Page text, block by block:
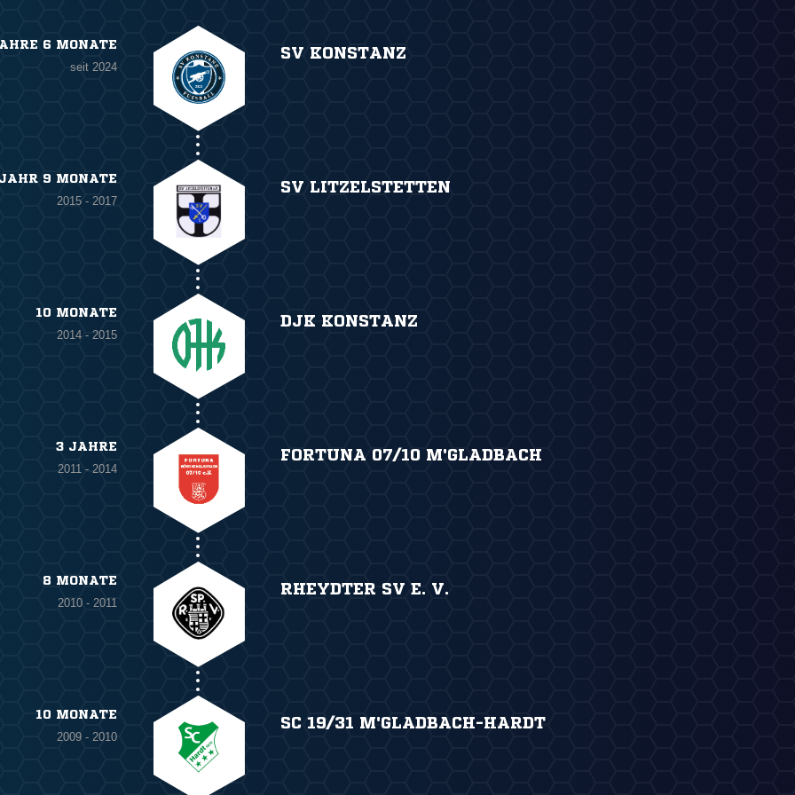
6 MONATE
seit 2024
SV KONSTANZ
9 MONATE
2015 - 2017
SV LITZELSTETTEN
10 MONATE
2014 - 2015
DJK KONSTANZ
3 JAHRE
2011 - 2014
FORTUNA 07/10 M'GLADBACH
8 MONATE
2010 - 2011
RHEYDTER SV E. V.
10 MONATE
2009 - 2010
SC 19/31 M'GLADBACH-HARDT